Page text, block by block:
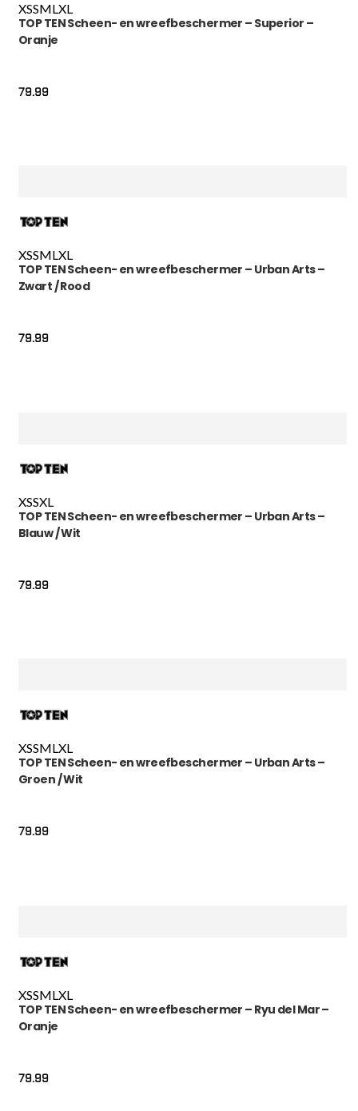
XSSMLXL
TOP TEN Scheen- en wreefbeschermer – Superior –
Oranje
79.99
XSSMLXL
TOP TEN Scheen- en wreefbeschermer – Urban Arts –
Zwart / Rood
79.99
XSSXL
TOP TEN Scheen- en wreefbeschermer – Urban Arts –
Blauw / Wit
79.99
XSSMLXL
TOP TEN Scheen- en wreefbeschermer – Urban Arts –
Groen / Wit
79.99
XSSML XL
TOP TEN Scheen- en wreefbeschermer – Ryu del Mar –
Oranje
79.99